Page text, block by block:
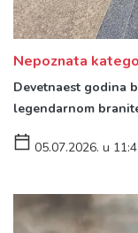
Nepoznata
Devetnaest godina
legendarnom
05.07.2026. u